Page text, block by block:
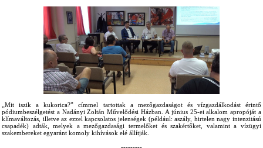
„Mit iszik a kukorica?” címmel tartottak a mezőgazdaságot és vízgazdálkodást érintő
pódiumbeszélgetést a Nadányi Zoltán Művelődési Házban. A június 25-ei alkalom apropóját a
klímaváltozás, illetve az ezzel kapcsolatos jelenségek (például: aszály, hirtelen nagy intenzitású
csapadék) adták, melyek a mezőgazdasági termelőket és szakértőket, valamint a vízügyi
szakembereket egyaránt komoly kihívások elé állítják.